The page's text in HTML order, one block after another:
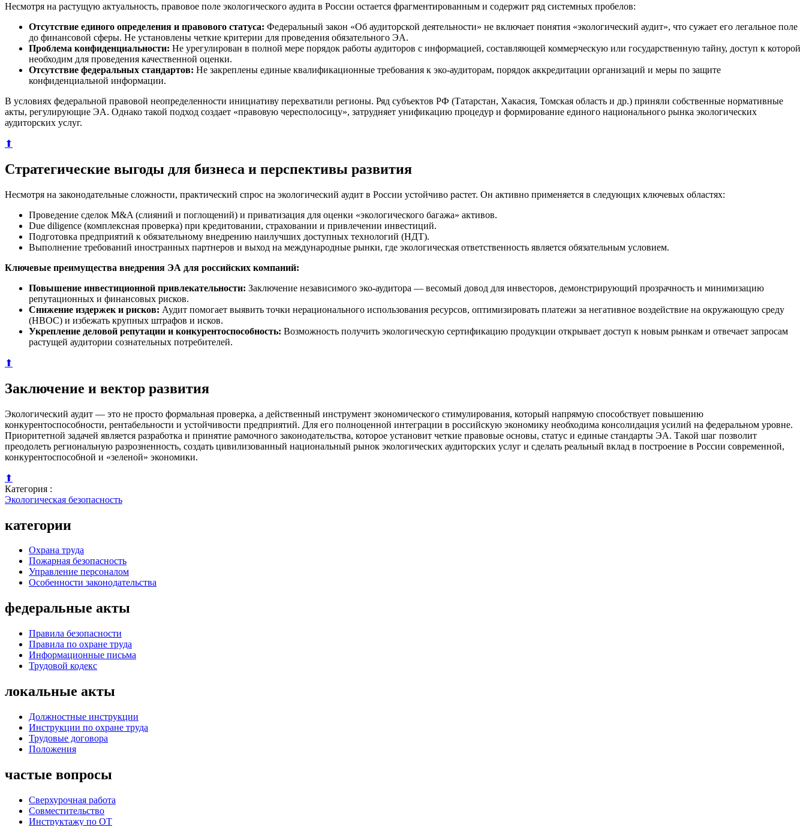
Несмотря на растущую актуальность, правовое поле экологического аудита в России остается фрагментированным и содержит ряд системных пробелов:
Отсутствие единого определения и правового статуса: Федеральный закон «Об аудиторской деятельности» не включает понятия «экологический аудит», что сужает его легальное поле
до финансовой сферы. Не установлены четкие критерии для проведения обязательного ЭА.
Проблема конфиденциальности: Не урегулирован в полной мере порядок работы аудиторов с информацией, составляющей коммерческую или государственную тайну, доступ к которой
необходим для проведения качественной оценки.
Отсутствие федеральных стандартов: Не закреплены единые квалификационные требования к эко-аудиторам, порядок аккредитации организаций и меры по защите
конфиденциальной информации.
В условиях федеральной правовой неопределенности инициативу перехватили регионы. Ряд субъектов РФ (Татарстан, Хакасия, Томская область и др.) приняли собственные нормативные
акты, регулирующие ЭА. Однако такой подход создает «правовую чересполосицу», затрудняет унификацию процедур и формирование единого национального рынка экологических
аудиторских услуг.
⬆
Стратегические выгоды для бизнеса и перспективы развития
Несмотря на законодательные сложности, практический спрос на экологический аудит в России устойчиво растет. Он активно применяется в следующих ключевых областях:
Проведение сделок M&A (слияний и поглощений) и приватизация для оценки «экологического багажа» активов.
Due diligence (комплексная проверка) при кредитовании, страховании и привлечении инвестиций.
Подготовка предприятий к обязательному внедрению наилучших доступных технологий (НДТ).
Выполнение требований иностранных партнеров и выход на международные рынки, где экологическая ответственность является обязательным условием.
Ключевые преимущества внедрения ЭА для российских компаний:
Повышение инвестиционной привлекательности: Заключение независимого эко-аудитора — весомый довод для инвесторов, демонстрирующий прозрачность и минимизацию
репутационных и финансовых рисков.
Снижение издержек и рисков: Аудит помогает выявить точки нерационального использования ресурсов, оптимизировать платежи за негативное воздействие на окружающую среду
(НВОС) и избежать крупных штрафов и исков.
Укрепление деловой репутации и конкурентоспособность: Возможность получить экологическую сертификацию продукции открывает доступ к новым рынкам и отвечает запросам
растущей аудитории сознательных потребителей.
⬆
Заключение и вектор развития
Экологический аудит — это не просто формальная проверка, а действенный инструмент экономического стимулирования, который напрямую способствует повышению
конкурентоспособности, рентабельности и устойчивости предприятий. Для его полноценной интеграции в российскую экономику необходима консолидация усилий на федеральном уровне.
Приоритетной задачей является разработка и принятие рамочного законодательства, которое установит четкие правовые основы, статус и единые стандарты ЭА. Такой шаг позволит
преодолеть региональную разрозненность, создать цивилизованный национальный рынок экологических аудиторских услуг и сделать реальный вклад в построение в России современной,
конкурентоспособной и «зеленой» экономики.
⬆
Категория :
Экологическая безопасность
категории
Охрана труда
Пожарная безопасность
Управление персоналом
Особенности законодательства
федеральные акты
Правила безопасности
Правила по охране труда
Информационные письма
Трудовой кодекс
локальные акты
Должностные инструкции
Инструкции по охране труда
Трудовые договора
Положения
частые вопросы
Сверхурочная работа
Совместительство
Инструктажу по ОТ